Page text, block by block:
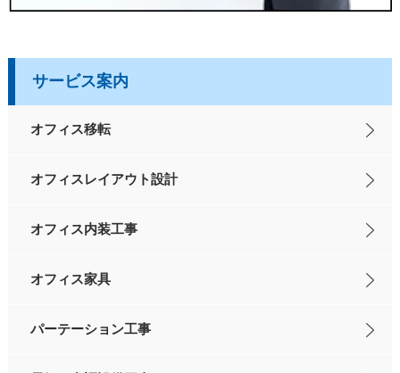
サービス案内
オフィス移転
オフィスレイアウト設計
オフィス内装工事
オフィス家具
パーテーション工事